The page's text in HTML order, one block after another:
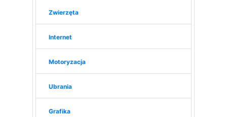
Zwierzęta
Internet
Motoryzacja
Ubrania
Grafika